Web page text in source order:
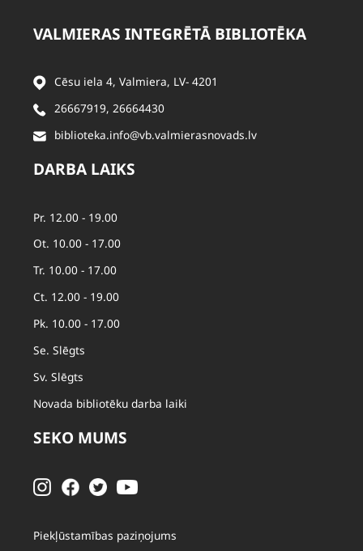
VALMIERAS INTEGRĒTĀ BIBLIOTĒKA
Cēsu iela 4, Valmiera, LV- 4201
26667919, 26664430
biblioteka.info@vb.valmierasnovads.lv
DARBA LAIKS
Pr. 12.00 - 19.00
Ot. 10.00 - 17.00
Tr. 10.00 - 17.00
Ct. 12.00 - 19.00
Pk. 10.00 - 17.00
Se. Slēgts
Sv. Slēgts
Novada bibliotēku darba laiki
SEKO MUMS
Piekļūstamības paziņojums